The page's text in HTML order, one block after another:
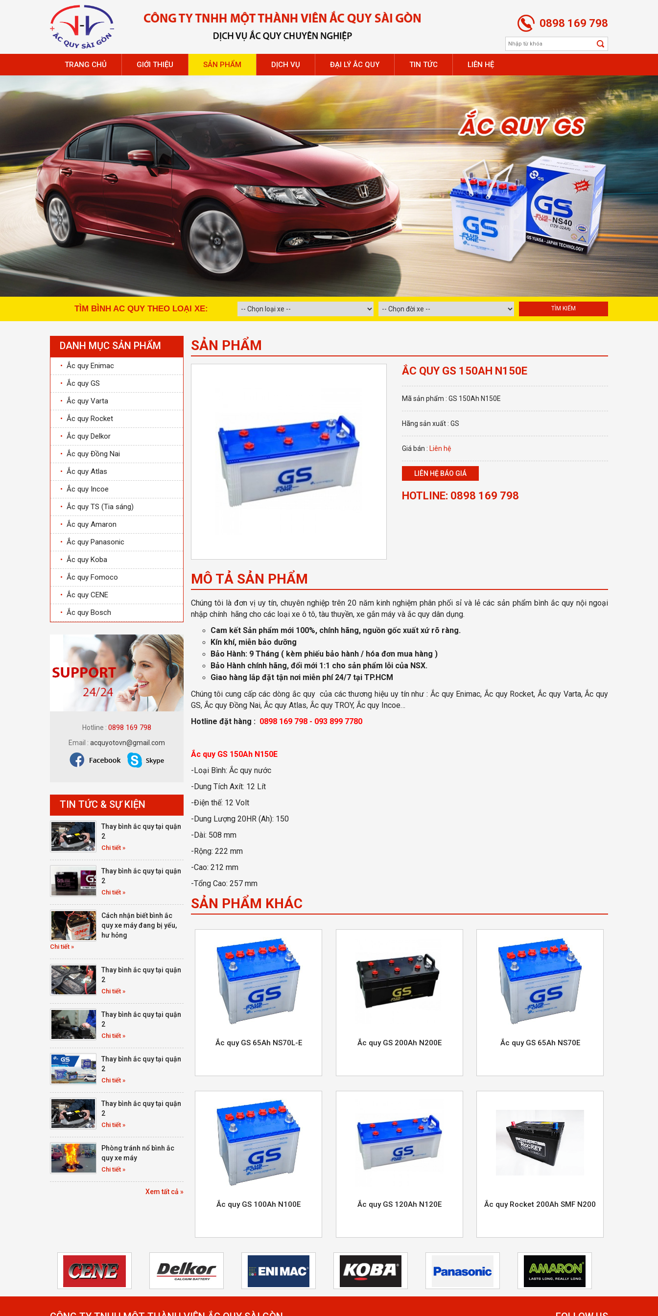
0898 169 798
TRANG CHỦ GIỚI THIỆU SẢN PHẨM DỊCH VỤ ĐẠI LÝ ẮC QUY TIN TỨC LIÊN HỆ
TÌM BÌNH AC QUY THEO LOẠI XE:
DANH MỤC SẢN PHẨM
• Ắc quy Enimac
• Ắc quy GS
• Ắc quy Varta
• Ắc quy Rocket
• Ắc quy Delkor
• Ắc quy Đồng Nai
• Ắc quy Atlas
• Ắc quy Incoe
• Ắc quy TS (Tia sáng)
• Ắc quy Amaron
• Ắc quy Panasonic
• Ắc quy Koba
• Ắc quy Fomoco
• Ắc quy CENE
• Ắc quy Bosch
Hotline : 0898 169 798
Email : acquyotovn@gmail.com
TIN TỨC & SỰ KIỆN
Thay bình ắc quy tại quận
2
Chi tiết »
Thay bình ắc quy tại quận
2
Chi tiết »
Cách nhận biết bình ắc
quy xe máy đang bị yếu,
hư hỏng
Chi tiết »
Thay bình ắc quy tại quận
2
Chi tiết »
Thay bình ắc quy tại quận
2
Chi tiết »
Thay bình ắc quy tại quận
2
Chi tiết »
Thay bình ắc quy tại quận
2
Chi tiết »
Phòng tránh nổ bình ắc
quy xe máy
Chi tiết »
Xem tất cả »
SẢN PHẨM
ẮC QUY GS 150AH N150E
Mã sản phẩm : GS 150Ah N150E
Hãng sản xuất : GS
Giá bán : Liên hệ
LIÊN HỆ BÁO GIÁ
HOTLINE: 0898 169 798
MÔ TẢ SẢN PHẨM
Chúng tôi là đơn vị uy tín, chuyên nghiệp trên 20 năm kinh nghiệm phân phối sỉ và lẻ các sản phẩm bình ắc quy nội ngoại
nhập chính hãng cho các loại xe ô tô, tàu thuyền, xe gắn máy và ắc quy dân dụng.
Cam kết Sản phẩm mới 100%, chính hãng, nguồn gốc xuất xứrõ ràng.
Kín khí, miễn bảo dưỡng
Bảo Hành: 9 Tháng ( kèm phiếu bảo hành / hóa đơn mua hàng )
Bảo Hành chính hãng, đổi mới 1:1 cho sản phẩm lỗi của NSX.
Giao hàng lắp đặt tận nơi miễn phí24/7 tại TP.HCM
Chúng tôi cung cấp các dòng ắc quy của các thương hiệu uy tín như : Ắc quy Enimac, Ắc quy Rocket, Ắc quy Varta, Ắc quy
GS, Ắc quy Đồng Nai, Ắc quy Atlas, Ắc quy TROY, Ắc quy Incoe…
Hotline đặt hàng : 0898 169 798 - 093 899 7780
Ắc quy GS 150Ah N150E
-Loại Bình: Ắc quy nước
-Dung Tích Axít: 12 Lít
-Điện thế: 12 Volt
-Dung Lượng 20HR (Ah): 150
-Dài: 508 mm
-Rộng: 222 mm
-Cao: 212 mm
-Tổng Cao: 257 mm
SẢN PHẨM KHÁC
Ắc quy GS 65Ah NS70L-E Ắc quy GS 200Ah N200E Ắc quy GS 65Ah NS70E
Ắc quy GS 100Ah N100E Ắc quy GS 120Ah N120E Ắc quy Rocket 200Ah SMF N200